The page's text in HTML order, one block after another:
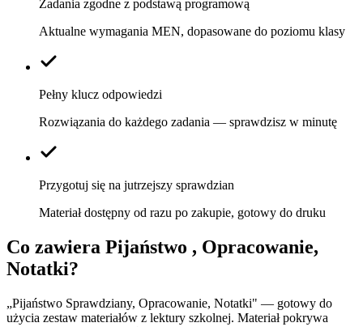
Zadania zgodne z podstawą programową
Aktualne wymagania MEN, dopasowane do poziomu klasy
Pełny klucz odpowiedzi
Rozwiązania do każdego zadania — sprawdzisz w minutę
Przygotuj się na jutrzejszy sprawdzian
Materiał dostępny od razu po zakupie, gotowy do druku
Co zawiera Pijaństwo , Opracowanie,
Notatki?
„Pijaństwo Sprawdziany, Opracowanie, Notatki" — gotowy do
użycia zestaw materiałów z lektury szkolnej. Materiał pokrywa